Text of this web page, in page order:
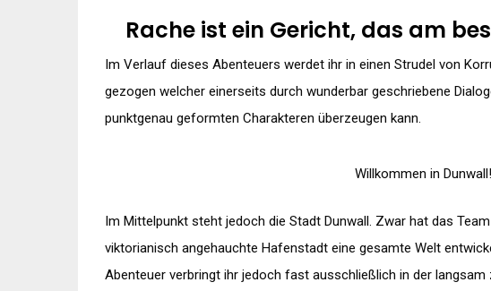
Rache ist ein Gericht, das am
Im Verlauf dieses Abenteuers werdet ihr in einen Strudel von
gezogen welcher einerseits durch wunderbar geschriebene
punktgenau geformten Charakteren überzeugen kann.
Willkommen in Dunwall!
Im Mittelpunkt steht jedoch die Stadt Dunwall. Zwar hat das
viktorianisch angehauchte Hafenstadt eine gesamte Welt
Abenteuer verbringt ihr jedoch fast ausschließlich in der